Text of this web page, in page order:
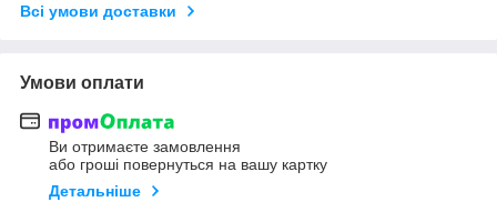
Всі умови доставки
Умови оплати
Ви отримаєте замовлення
або гроші повернуться на вашу картку
Детальніше